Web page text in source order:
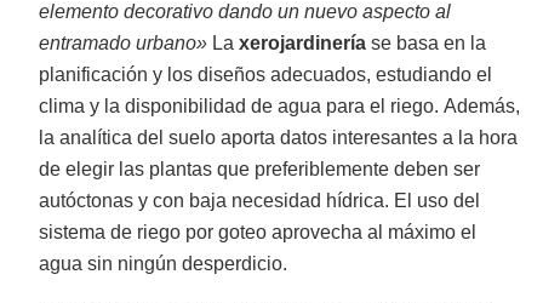
elemento decorativo dando un nuevo aspecto al
entramado urbano» Laxerojardinería se basa en la
planificación y los diseños adecuados, estudiando el
clima y la disponibilidad de agua para el riego.Además,
la analítica del suelo aporta datos interesantes a la hora
de elegir las plantas que preferiblemente deben ser
autóctonas y con baja necesidad hídrica. El uso del
sistema de riego por goteo aprovecha al máximo el
agua sin ningún desperdicio.